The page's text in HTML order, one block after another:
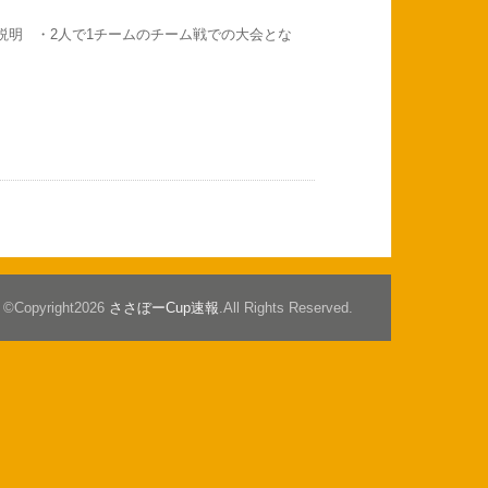
・2人で1チームのチーム戦での大会とな
©Copyright2026 ささぼーCup速報.All Rights Reserved.